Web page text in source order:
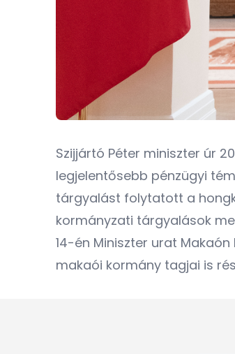
Szijjártó Péter miniszter úr
legjelentősebb pénzügyi
tárgyalást folytatott a
kormányzati tárgyalások
14-én Miniszter urat
makaói kormány tagjai is